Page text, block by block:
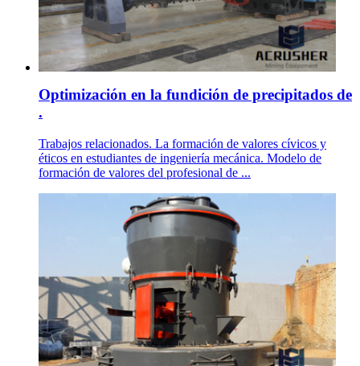
Optimización en la fundición de precipitados de
.
Trabajos relacionados. La formación de valores cívicos y
éticos en estudiantes de ingeniería mecánica. Modelo de
formación de valores del profesional de ...